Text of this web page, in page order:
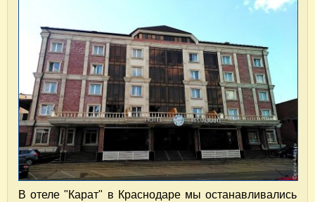
В отеле "Карат" в Краснодаре мы останавливались